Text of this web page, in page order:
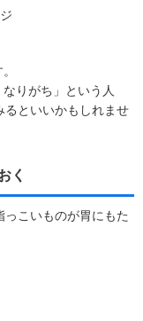
りがち」という人
るといいかもしれませ
く
こいものが胃にもた